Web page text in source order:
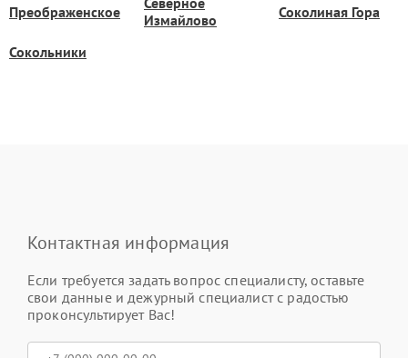
Преображенское
Измайлово
Соколиная Гора
Сокольники
Контактная информация
Если требуется задать вопрос специалисту, оставьте
свои данные и дежурный специалист с радостью
проконсультирует Вас!